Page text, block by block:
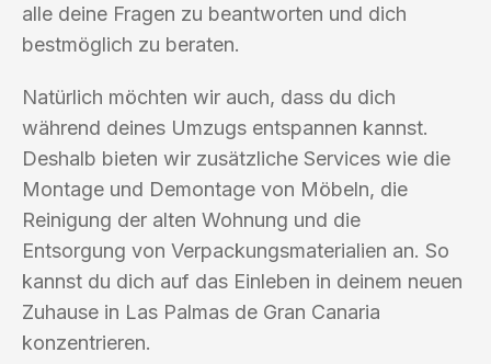
alle deine Fragen zu beantworten und dich
bestmöglich zu beraten.
Natürlich möchten wir auch, dass du dich
während deines Umzugs entspannen kannst.
Deshalb bieten wir zusätzliche Services wie die
Montage und Demontage von Möbeln, die
Reinigung der alten Wohnung und die
Entsorgung von Verpackungsmaterialien an. So
kannst du dich auf das Einleben in deinem neuen
Zuhause in Las Palmas de Gran Canaria
konzentrieren.